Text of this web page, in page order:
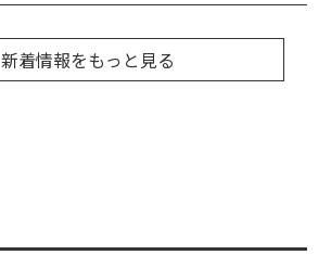
新着情報をもっと見る